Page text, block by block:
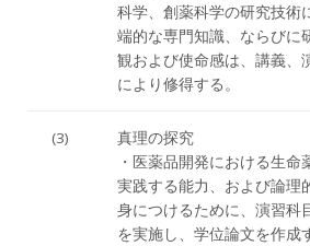
科学、創薬科学の研究技術
端的な専門知識、ならびに
観および使命感は、講義、
により修得する。
(3)
真理の探究
・医薬品開発における生命
実践する能力、および論理
身につけるために、演習科
を実施し、学位論文を作成